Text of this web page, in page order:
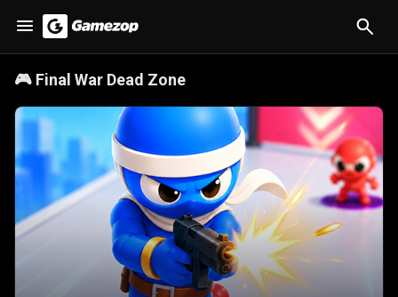
🎮 Final War Dead Zone